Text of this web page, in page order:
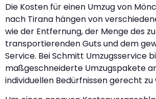
Die Kosten für einen Umzug von
nach Tirana hängen von
wie der Entfernung, der Menge des zu
transportierenden Guts und dem
Service. Bei Schmitt Umzugsservice
maßgeschneiderte Umzugspakete
individuellen Bedürfnissen gerecht zu